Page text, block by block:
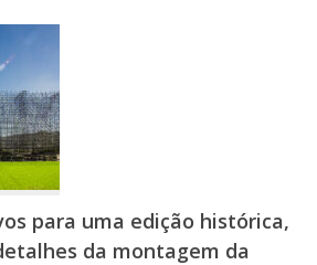
para uma edição histórica,
da montagem da